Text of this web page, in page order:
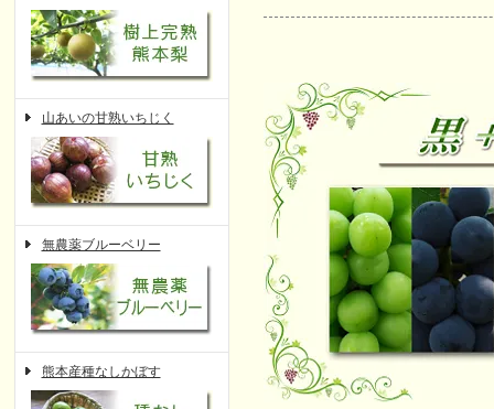
山あいの甘熟いちじく
無農薬ブルーベリー
熊本産種なしかぼす